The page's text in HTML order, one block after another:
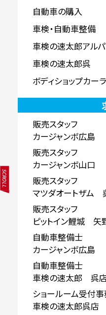
SCROLL
自動車の購入
車検・自動車整備
車検の速太郎アル
車検の速太郎呉
ボディショップカー
販売スタッフ
カージャンボ広島
販売スタッフ
カージャンボ山口
販売スタッフ
マツダオートザム
販売スタッフ
ピットイン鯉城 矢
自動車整備士
カージャンボ広島
自動車整備士
車検の速太郎 呉
ショールーム受付
車検の速太郎呉店